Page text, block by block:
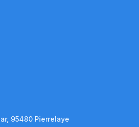
95480 Pierrelaye